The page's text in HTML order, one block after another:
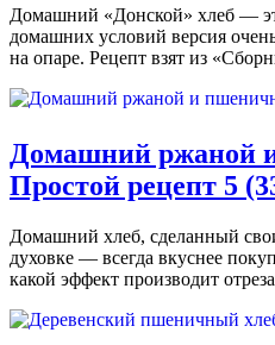
Домашний «Донской» хлеб —
домашних условий версия
на опаре. Рецепт взят из
Домашний ржаной
Простой рецепт 5
Домашний хлеб, сделанный
духовке — всегда вкуснее
какой эффект производит